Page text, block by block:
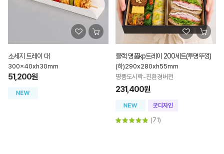
소세지 트레이 대
300x40xh30mm
51,200원
블랙 명품kp트레이 200세트(투명뚜껑)
(하)290x280xh55mm
명품도시락-친환경버전
231,400원
(71)